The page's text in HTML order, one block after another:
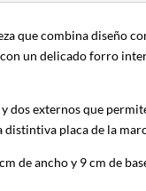
que combina diseño
un delicado forro
dos externos que
distintiva placa de la
de ancho y 9 cm de